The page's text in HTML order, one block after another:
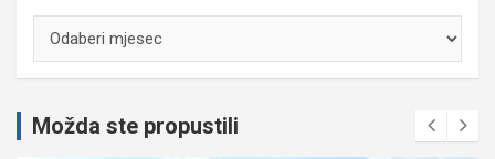
Možda ste propustili